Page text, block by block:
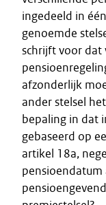
ingedeeld in
genoemde
schrijft voor dat
afzonderlijk
ander stelsel
bepaling in dat
gebaseerd op
artikel 18a,